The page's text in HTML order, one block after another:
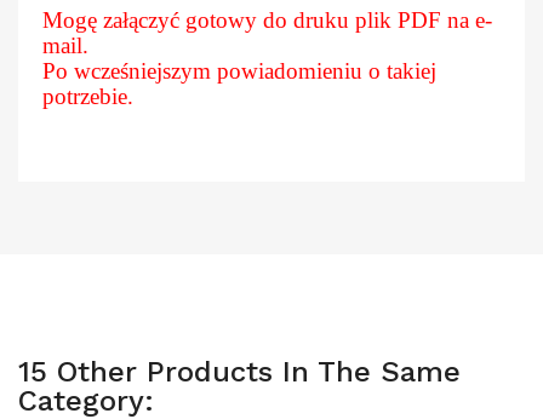
Mogę załączyć gotowy do druku plik PDF na e-
mail.
Po wcześniejszym powiadomieniu o takiej
potrzebie.
15 Other Products In The Same
Category: